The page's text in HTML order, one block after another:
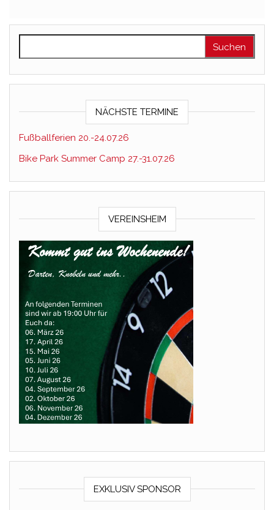
NÄCHSTE TERMINE
Fußballferien 20.-24.07.26
Bike Park Summer Camp 27.-31.07.26
VEREINSHEIM
EXKLUSIV SPONSOR